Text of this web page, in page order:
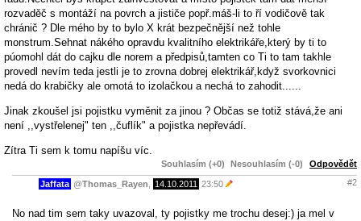
rozvaděč s montáží na povrch a jističe popř.máš-li to ří vodičově tak
chránič ? Dle mého by to bylo X krát bezpečnější než tohle
monstrum.Sehnat nákého opravdu kvalitního elektrikáře,který by ti to
púomohl dát do cajku dle norem a předpisů,tamten co Ti to tam takhle
provedl nevím teda jestli je to zrovna dobrej elektrikář,když svorkovnici
nedá do krabičky ale omotá to izolačkou a nechá to zahodit......
Jinak zkoušel jsi pojistku vyměnit za jinou ? Občas se totiž stává,že ani
není ,,vystřelenej" ten ,,čuflík" a pojistka nepřevádí.
Zítra Ti sem k tomu napíšu víc.
Souhlasím (+0) Nesouhlasím (-0) Odpovědět
Jaffata @Thomas_Rayen 14.10.2011 23:50 #2
No nad tim sem taky uvazoval, ty pojistky me trochu desej:) ja mel v